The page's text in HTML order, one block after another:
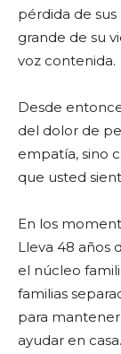
pérdida de sus
grande de su
voz contenida.
Desde
del dolor de
empatía, sino
que usted
En los
Lleva 48 años
el núcleo
familias
para mantener
ayudar en